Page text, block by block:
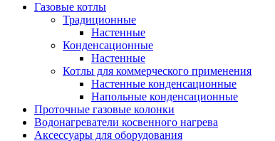
Газовые котлы
Традиционные
Настенные
Конденсационные
Настенные
Котлы для коммерческого применения
Настенные конденсационные
Напольные конденсационные
Проточные газовые колонки
Водонагреватели косвенного нагрева
Аксессуары для оборудования